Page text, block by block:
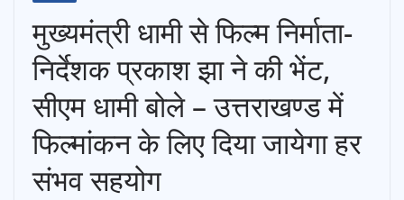
मुख्यमंत्री धामी से फिल्म निर्माता-
निर्देशक प्रकाश झा ने की भेंट,
सीएम धामी बोले – उत्तराखण्ड में
फिल्मांकन के लिए दिया जायेगा हर
संभव सहयोग